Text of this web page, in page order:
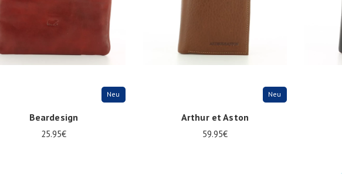
Neu
Beardesign
25.95€
Neu
Arthur et Aston
59.95€